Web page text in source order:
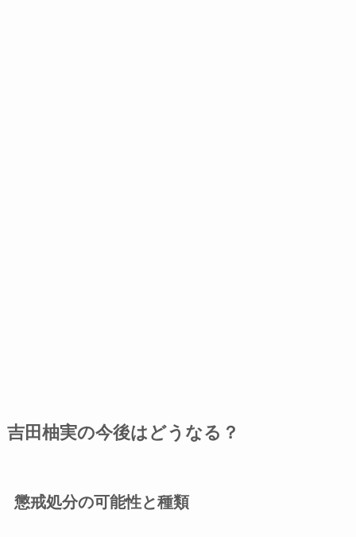
吉田柚実の今後はどうなる？
懲戒処分の可能性と種類